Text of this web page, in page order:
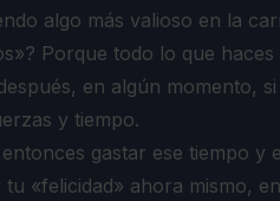
algo más valioso en la
Porque todo lo que
en algún momento,
y tiempo.
gastar ese tiempo y
«felicidad» ahora mismo,